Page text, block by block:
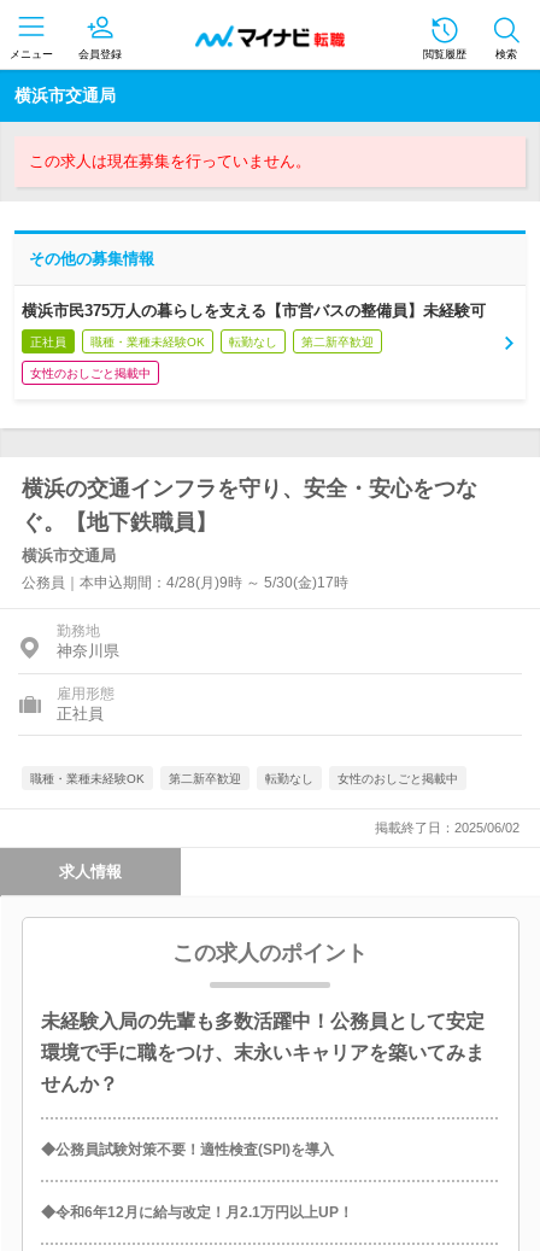
メニュー 会員登録 閲覧履歴 検索
横浜市交通局
この求人は現在募集を行っていません。
その他の募集情報
横浜市民375万人の暮らしを支える【市営バスの整備員】未経験可
正社員 職種・業種未経験OK 転勤なし 第二新卒歓迎
女性のおしごと掲載中
横浜の交通インフラを守り、安全・安心をつな
ぐ。【地下鉄職員】
横浜市交通局
公務員｜本申込期間：4/28(月)9時 ～ 5/30(金)17時
勤務地
神奈川県
雇用形態
正社員
職種・業種未経験OK 第二新卒歓迎 転勤なし 女性のおしごと掲載中
掲載終了日：2025/06/02
求人情報
この求人のポイント
未経験入局の先輩も多数活躍中！公務員として安定
環境で手に職をつけ、末永いキャリアを築いてみま
せんか？
◆公務員試験対策不要！適性検査(SPI)を導入
◆令和6年12月に給与改定！月2.1万円以上UP！